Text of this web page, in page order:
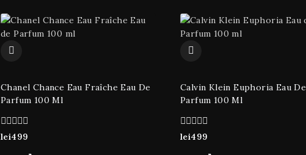
Chanel Chance Eau Fraîche Eau De
Parfum 100 Ml
0
lei499
Calvin Klein Euphoria Eau De
Parfum 100 Ml
0
lei499